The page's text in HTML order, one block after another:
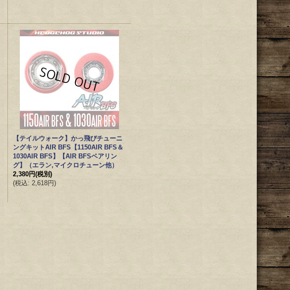
【テイルウォーク】かっ飛びチューニ
ングキットAIR BFS【1150AIR BFS＆
1030AIR BFS】【AIR BFSベアリン
グ】（エラン,マイクロチューン他）
2,380円(税別)
(税込: 2,618円)